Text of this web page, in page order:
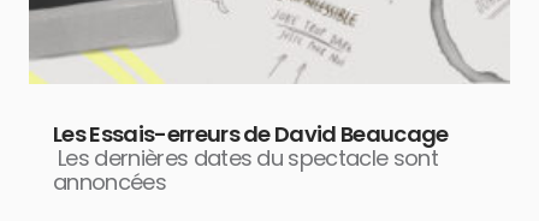
Les Essais-erreurs de David Beaucage
Les dernières dates du spectacle sont
annoncées